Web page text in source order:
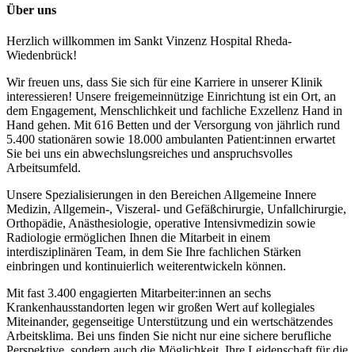
Über uns
Herzlich willkommen im Sankt Vinzenz Hospital Rheda-
Wiedenbrück!
Wir freuen uns, dass Sie sich für eine Karriere in unserer Klinik
interessieren! Unsere freigemeinnützige Einrichtung ist ein Ort, an
dem Engagement, Menschlichkeit und fachliche Exzellenz Hand in
Hand gehen. Mit 616 Betten und der Versorgung von jährlich rund
5.400 stationären sowie 18.000 ambulanten Patient:innen erwartet
Sie bei uns ein abwechslungsreiches und anspruchsvolles
Arbeitsumfeld.
Unsere Spezialisierungen in den Bereichen Allgemeine Innere
Medizin, Allgemein-, Viszeral- und Gefäßchirurgie, Unfallchirurgie,
Orthopädie, Anästhesiologie, operative Intensivmedizin sowie
Radiologie ermöglichen Ihnen die Mitarbeit in einem
interdisziplinären Team, in dem Sie Ihre fachlichen Stärken
einbringen und kontinuierlich weiterentwickeln können.
Mit fast 3.400 engagierten Mitarbeiter:innen an sechs
Krankenhausstandorten legen wir großen Wert auf kollegiales
Miteinander, gegenseitige Unterstützung und ein wertschätzendes
Arbeitsklima. Bei uns finden Sie nicht nur eine sichere berufliche